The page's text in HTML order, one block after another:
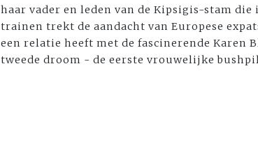
haar vader en leden van de Kipsigis-stam
trainen trekt de aandacht van Europese
een relatie heeft met de fascinerende Karen
tweede droom - de eerste vrouwelijke